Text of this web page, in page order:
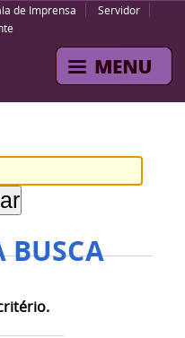
de Imprensa
Servidor
BUSCA